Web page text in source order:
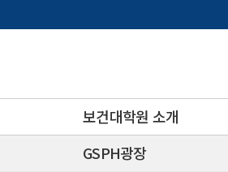
로
보건대학원 소개
GSPH광장